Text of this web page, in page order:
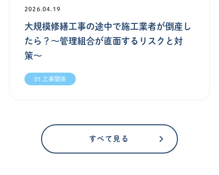
2026.04.19
大規模修繕工事の途中で施工業者が倒産し
たら？〜管理組合が直面するリスクと対
策〜
01.工事関係
すべて見る